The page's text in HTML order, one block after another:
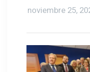
noviembre 25,